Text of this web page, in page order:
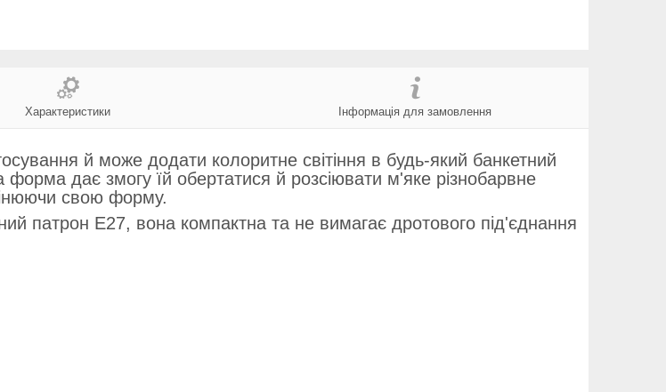
Характеристики Інформація для замовлення
й може додати колоритне світіння в будь-який банкетний
форма дає змогу їй обертатися й розсіювати м'яке різнобарвне
свою форму.
патрон E27, вона компактна та не вимагає дротового під'єднання